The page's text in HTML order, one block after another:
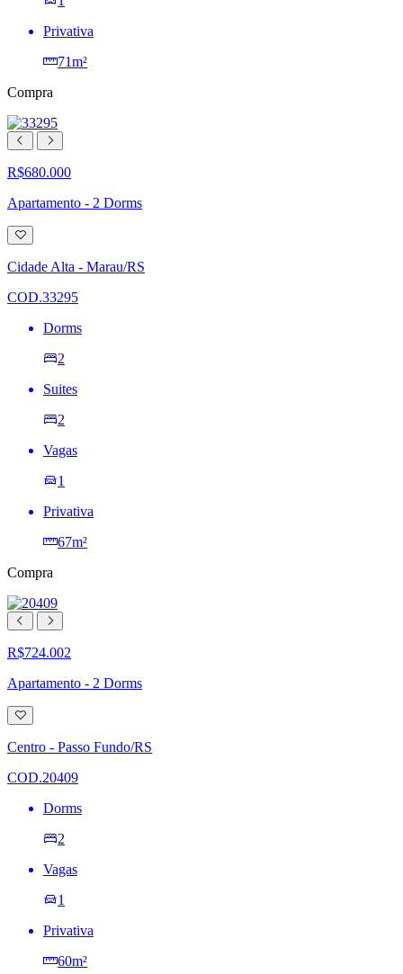
Privativa
71m²
Compra
R$680.000
Apartamento - 2 Dorms
Adicionar
à
lista
de
Cidade Alta - Marau/RS
COD.33295
Dorms
2
Suites
2
Vagas
1
Privativa
67m²
Compra
R$724.002
Apartamento - 2 Dorms
Adicionar
à
lista
de
Centro - Passo Fundo/RS
COD.20409
Dorms
2
Vagas
1
Privativa
60m²